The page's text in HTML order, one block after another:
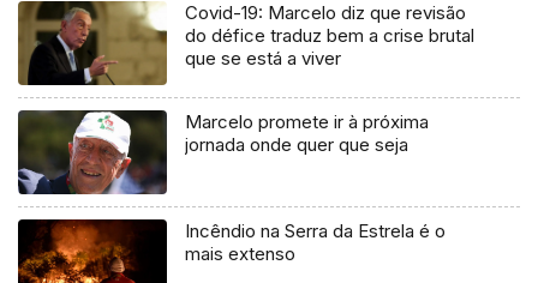
Covid-19: Marcelo diz que revisão
do défice traduz bem a crise brutal
que se está a viver
Marcelo promete ir à próxima
jornada onde quer que seja
Incêndio na Serra da Estrela é o
mais extenso